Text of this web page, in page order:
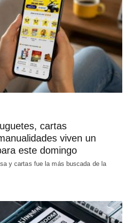
cartas
viven un
este domingo
y cartas fue la más buscada de la